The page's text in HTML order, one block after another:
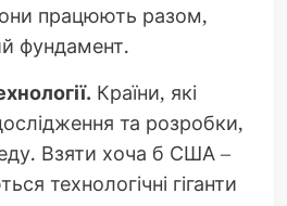
працюють разом,
фундамент.
Країни, які
та розробки,
Взяти хоча б США –
технологічні гіганти